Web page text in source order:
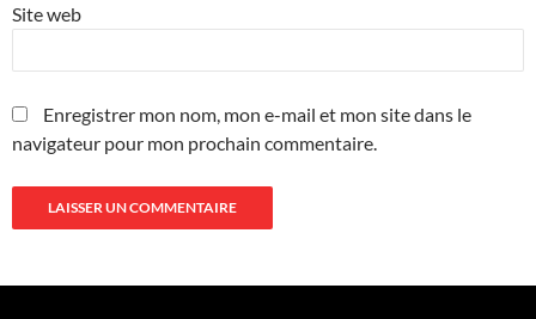
Site web
Enregistrer mon nom, mon e-mail et mon site dans le
navigateur pour mon prochain commentaire.